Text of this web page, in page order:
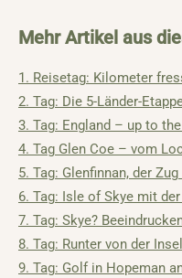
Mehr Artikel aus
1. Reisetag: Kilometer
2. Tag: Die 5-Länder-
3. Tag: England – up to
4. Tag Glen Coe – vom
5. Tag: Glenfinnan, der
6. Tag: Isle of Skye mit
7. Tag: Skye?
8. Tag: Runter von der
9. Tag: Golf in Hopeman